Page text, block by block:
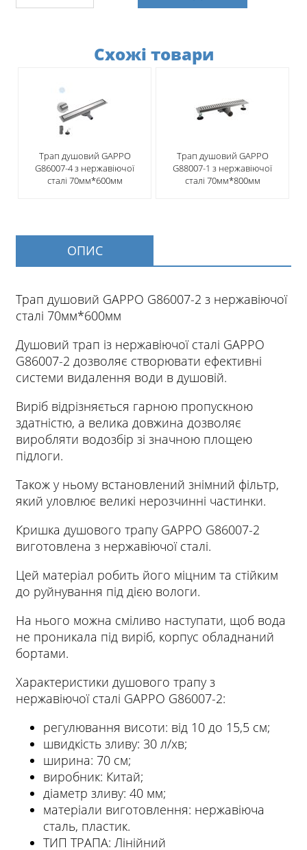
Схожі товари
Трап душовий GAPPO
G86007-4 з нержавіючої
сталі 70мм*600мм
Трап душовий GAPPO
G88007-1 з нержавіючої
сталі 70мм*800мм
ОПИС
Трап душовий GAPPO G86007-2 з нержавіючої
сталі 70мм*600мм
Душовий трап із нержавіючої сталі GAPPO
G86007-2 дозволяє створювати ефективні
системи видалення води в душовій.
Виріб відрізняється гарною пропускною
здатністю, а велика довжина дозволяє
виробляти водозбір зі значною площею
підлоги.
Також у ньому встановлений знімний фільтр,
який уловлює великі нерозчинні частинки.
Кришка душового трапу GAPPO G86007-2
виготовлена з нержавіючої сталі.
Цей матеріал робить його міцним та стійким
до руйнування під дією вологи.
На нього можна сміливо наступати, щоб вода
не проникала під виріб, корпус обладнаний
бортами.
Характеристики душового трапу з
нержавіючої сталі GAPPO G86007-2:
регулювання висоти: від 10 до 15,5 см;
швидкість зливу: 30 л/хв;
ширина: 70 см;
виробник: Китай;
діаметр зливу: 40 мм;
матеріали виготовлення: нержавіюча
сталь, пластик.
ТИП ТРАПА: Лінійний